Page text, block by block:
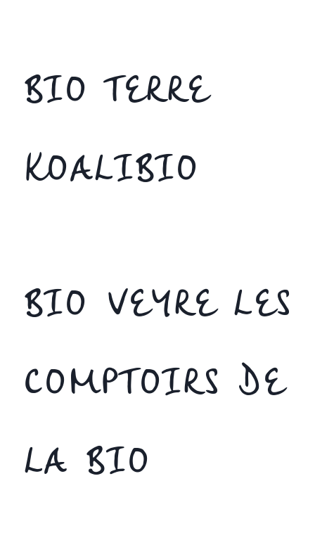
BIO TERRE
KOALIBIO
BIO VEYRE LES
COMPTOIRS DE
LA BIO